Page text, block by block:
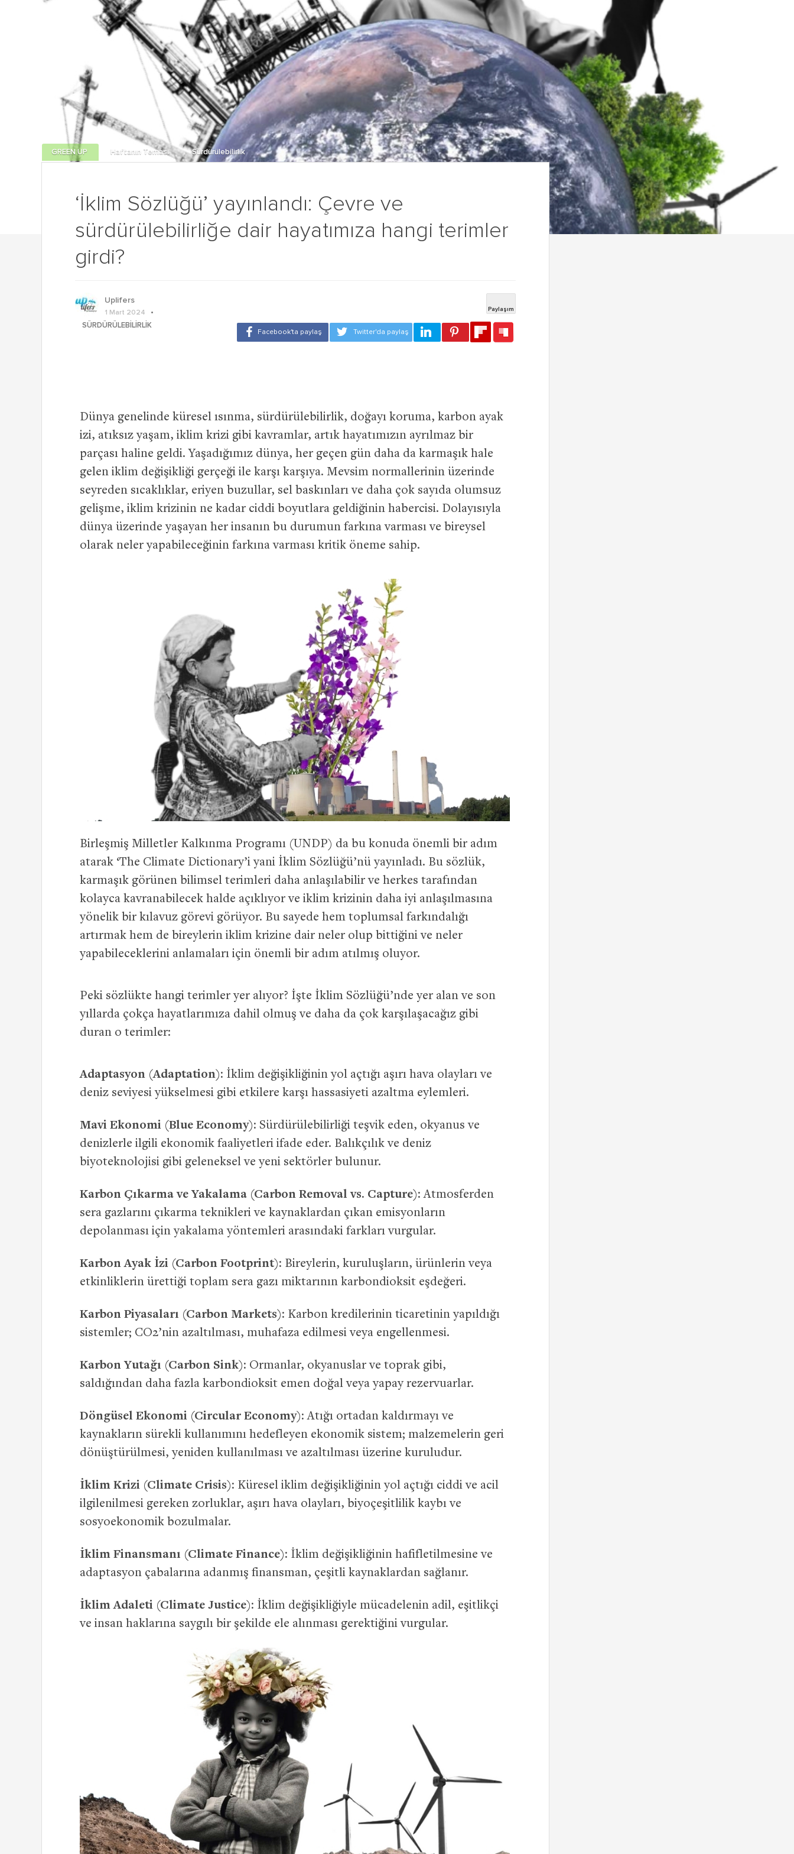
‘İklim Sözlüğü’ yayınlandı: Çevre ve
sürdürülebilirliğe dair hayatımıza hangi terimler
girdi?
GREEN UP Haftanın Teması Sürdürülebilirlik
Uplifers
1 Mart 2024
SÜRDÜRÜLEBILIRLIK
Dünya genelinde küresel ısınma, sürdürülebilirlik, doğayı koruma, karbon ayak
izi, atıksız yaşam, iklim krizi gibi kavramlar, artık hayatımızın ayrılmaz bir
parçası haline geldi. Yaşadığımız dünya, her geçen gün daha da karmaşık hale
gelen iklim değişikliği gerçeği ile karşı karşıya. Mevsim normallerinin üzerinde
seyreden sıcaklıklar, eriyen buzullar, sel baskınları ve daha çok sayıda olumsuz
gelişme, iklim krizinin ne kadar ciddi boyutlara geldiğinin habercisi. Dolayısıyla
dünya üzerinde yaşayan her insanın bu durumun farkına varması ve bireysel
olarak neler yapabileceğinin farkına varması kritik öneme sahip.
Birleşmiş Milletler Kalkınma Programı (UNDP) da bu konuda önemli bir adım
atarak ‘The Climate Dictionary’i yani İklim Sözlüğü’nü yayınladı. Bu sözlük,
karmaşık görünen bilimsel terimleri daha anlaşılabilir ve herkes tarafından
kolayca kavranabilecek halde açıklıyor ve iklim krizinin daha iyi anlaşılmasına
yönelik bir kılavuz görevi görüyor. Bu sayede hem toplumsal farkındalığı
artırmak hem de bireylerin iklim krizine dair neler olup bittiğini ve neler
yapabileceklerini anlamaları için önemli bir adım atılmış oluyor.
Peki sözlükte hangi terimler yer alıyor? İşte İklim Sözlüğü’nde yer alan ve son
yıllarda çokça hayatlarımıza dahil olmuş ve daha da çok karşılaşacağız gibi
duran o terimler:
Adaptasyon (Adaptation): İklim değişikliğinin yol açtığı aşırı hava olayları ve
deniz seviyesi yükselmesi gibi etkilere karşı hassasiyeti azaltma eylemleri.
Mavi Ekonomi (Blue Economy): Sürdürülebilirliği teşvik eden, okyanus ve
denizlerle ilgili ekonomik faaliyetleri ifade eder. Balıkçılık ve deniz
biyoteknolojisi gibi geleneksel ve yeni sektörler bulunur.
Karbon Çıkarma ve Yakalama (Carbon Removal vs. Capture): Atmosferden
sera gazlarını çıkarma teknikleri ve kaynaklardan çıkan emisyonların
depolanması için yakalama yöntemleri arasındaki farkları vurgular.
Karbon Ayak İzi (Carbon Footprint): Bireylerin, kuruluşların, ürünlerin veya
etkinliklerin ürettiği toplam sera gazı miktarının karbondioksit eşdeğeri.
Karbon Piyasaları (Carbon Markets): Karbon kredilerinin ticaretinin yapıldığı
sistemler; CO2’nin azaltılması, muhafaza edilmesi veya engellenmesi.
Karbon Yutağı (Carbon Sink): Ormanlar, okyanuslar ve toprak gibi,
saldığından daha fazla karbondioksit emen doğal veya yapay rezervuarlar.
Döngüsel Ekonomi (Circular Economy): Atığı ortadan kaldırmayı ve
kaynakların sürekli kullanımını hedefleyen ekonomik sistem; malzemelerin geri
dönüştürülmesi, yeniden kullanılması ve azaltılması üzerine kuruludur.
İklim Krizi (Climate Crisis): Küresel iklim değişikliğinin yol açtığı ciddi ve acil
ilgilenilmesi gereken zorluklar, aşırı hava olayları, biyoçeşitlilik kaybı ve
sosyoekonomik bozulmalar.
İklim Finansmanı (Climate Finance): İklim değişikliğinin hafifletilmesine ve
adaptasyon çabalarına adanmış finansman, çeşitli kaynaklardan sağlanır.
İklim Adaleti (Climate Justice): İklim değişikliğiyle mücadelenin adil, eşitlikçi
ve insan haklarına saygılı bir şekilde ele alınması gerektiğini vurgular.